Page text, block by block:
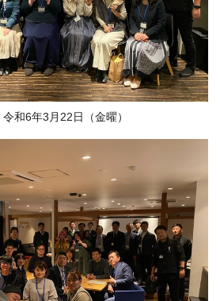
和6年3月22日（金曜）